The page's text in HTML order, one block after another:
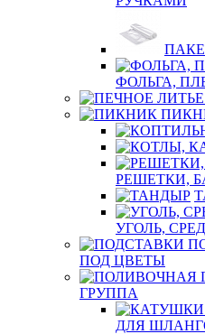
ФОЛЬГА,
РЕШЕТКИ,
УГОЛЬ,
ПОД ЦВЕТЫ
ГРУППА
ДЛЯ